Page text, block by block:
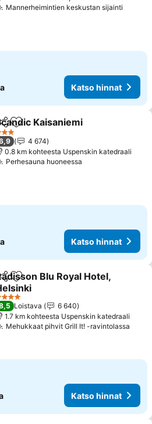
Mannerheimintien keskustan sijainti
Katso hinnat
Lisää suosikkeihin
Kaisaniemi
Tähtiluokitus
4 674
0.8 km kohteesta Uspenskin katedraali
Perhesauna huoneessa
Katso hinnat
Lisää suosikkeihin
Blu Royal Hotel,
hinnat
Tähtiluokitus
Loistava
6 640
1.7 km kohteesta Uspenskin katedraali
Mehukkaat pihvit Grill It! -ravintolassa
Katso hinnat